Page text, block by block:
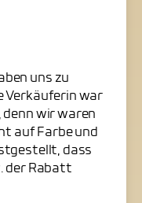
uns zu
Verkäuferin war
denn wir waren
auf Farbe und
dass
der Rabatt